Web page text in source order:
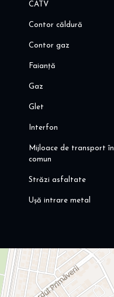
CATV
Contor căldură
Contor gaz
Faianță
Gaz
Glet
Interfon
Mijloace de transport în
comun
Străzi asfaltate
Ușă intrare metal